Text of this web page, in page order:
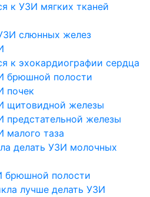
к УЗИ мягких тканей
слюнных желез
к эхокардиографии сердца
брюшной полости
почек
щитовидной железы
предстательной железы
малого таза
делать УЗИ молочных
брюшной полости
лучше делать УЗИ